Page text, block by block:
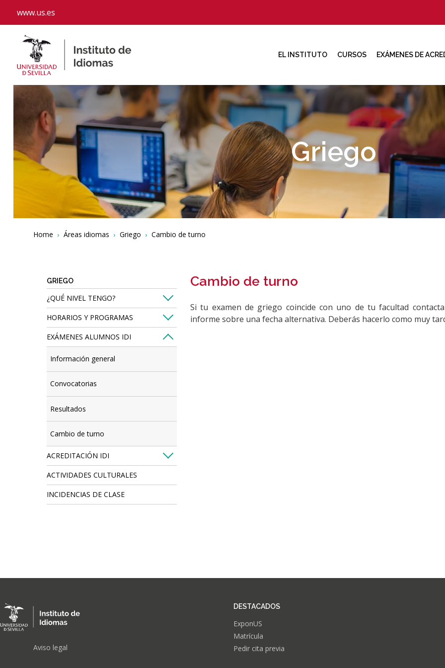
www.us.es
EL INSTITUTO CURSOS EXÁMENES DE
Griego
Breadcrumbs
You
Home Áreas idiomas Griego Cambio de turno
Cambio de turno
Si tu examen de griego coincide con uno de tu facultad
informe sobre una fecha alternativa. Deberás hacerlo como muy
GRIEGO
¿QUÉ NIVEL TENGO?
HORARIOS Y PROGRAMAS
EXÁMENES ALUMNOS IDI
Información general
Convocatorias
Resultados
Cambio de turno
ACREDITACIÓN IDI
ACTIVIDADES CULTURALES
INCIDENCIAS DE CLASE
Aviso legal
DESTACADOS
ExponUS
Matrícula
Pedir cita previa